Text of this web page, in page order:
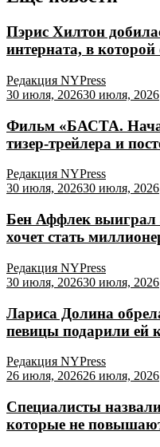
Пэрис Хилтон
интерната, в
Редакция NYPress
30 июля, 202630 июля, 2026
Фильм «БАСТА.
тизер-трейлера и
Редакция NYPress
30 июля, 202630 июля, 2026
Бен Аффлек
хочет стать
Редакция NYPress
30 июля, 202630 июля, 2026
Лариса Долина
певицы подарили ей
Редакция NYPress
26 июля, 202626 июля, 2026
Специалисты
которые не